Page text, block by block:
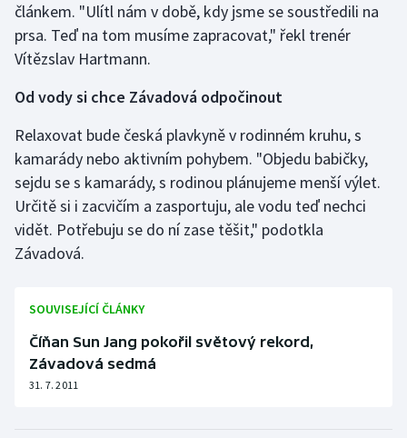
Rychlobruslení
Short track
Sportovní střelba
Stolní tenis
Veslování
Vodní slalom
článkem. "Ulítl nám v době, kdy jsme se soustředili na
prsa. Teď na tom musíme zapracovat," řekl trenér
Vítězslav Hartmann.
Od vody si chce Závadová odpočinout
Relaxovat bude česká plavkyně v rodinném kruhu, s
kamarády nebo aktivním pohybem. "Objedu babičky,
sejdu se s kamarády, s rodinou plánujeme menší výlet.
Určitě si i zacvičím a zasportuju, ale vodu teď nechci
vidět. Potřebuju se do ní zase těšit," podotkla
Závadová.
SOUVISEJÍCÍ ČLÁNKY
Číňan Sun Jang pokořil světový rekord,
Závadová sedmá
31. 7. 2011